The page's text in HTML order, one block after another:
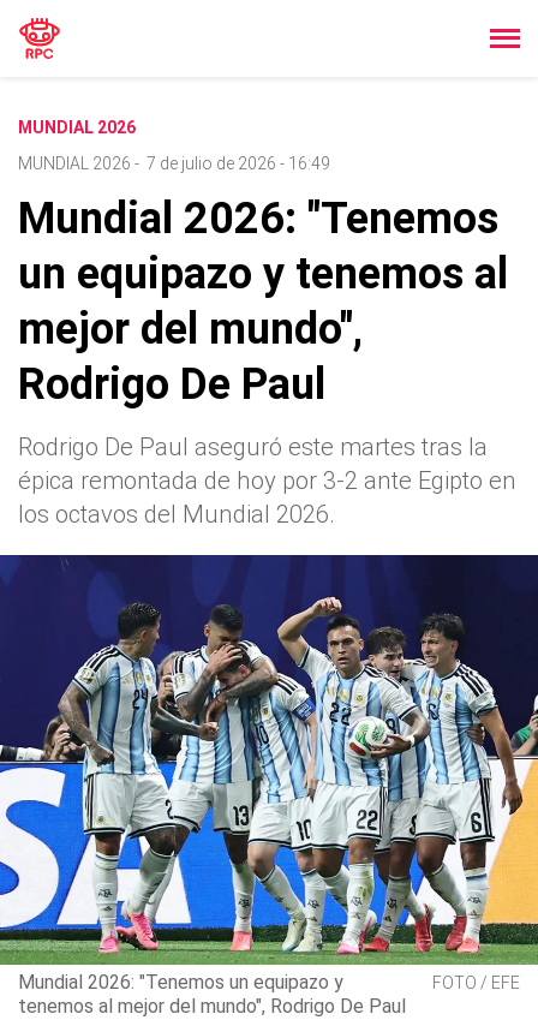
MUNDIAL 2026
MUNDIAL 2026 - 7 de julio de 2026 - 16:49
Mundial 2026: "Tenemos
un equipazo y tenemos al
mejor del mundo",
Rodrigo De Paul
Rodrigo De Paul aseguró este martes tras la
épica remontada de hoy por 3-2 ante Egipto en
los octavos del Mundial 2026.
Mundial 2026: "Tenemos un equipazo y
tenemos al mejor del mundo", Rodrigo De Paul
FOTO / EFE